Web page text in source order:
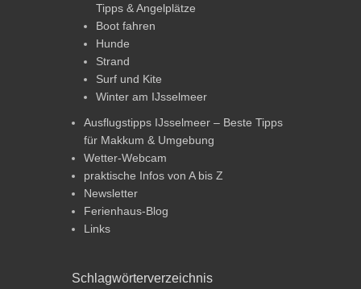
Tipps & Angelplätze
Boot fahren
Hunde
Strand
Surf und Kite
Winter am IJsselmeer
Ausflugstipps IJsselmeer – Beste Tipps
für Makkum & Umgebung
Wetter-Webcam
praktische Infos von A bis Z
Newsletter
Ferienhaus-Blog
Links
Schlagwörterverzeichnis